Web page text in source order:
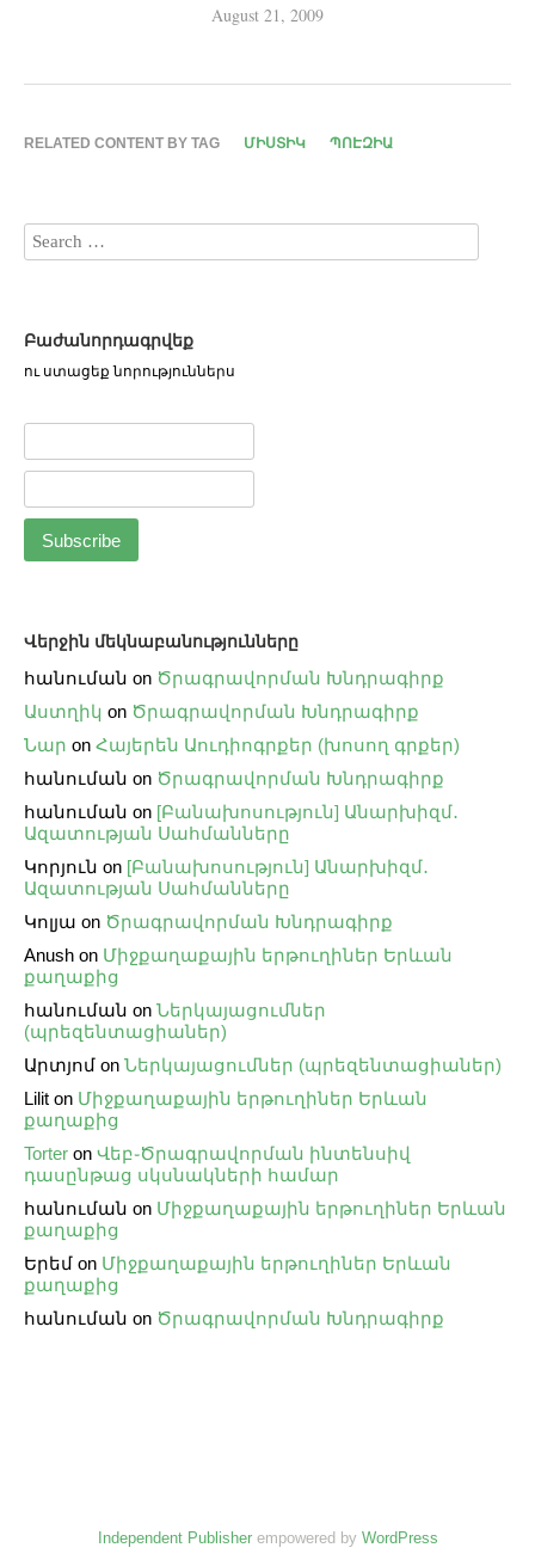
August 21, 2009
RELATED CONTENT BY TAG ՄԻՍՏԻԿ ՊՈԷԶԻԱ
Բաժանորդագրվեք
ու ստացեք նորություններս
Վերջին մեկնաբանությունները
հանուման on Ծրագրավորման Խնդրագիրք
Աստղիկ on Ծրագրավորման Խնդրագիրք
Նար on Հայերեն Աուդիոգրքեր (խոսող գրքեր)
հանուման on Ծրագրավորման Խնդրագիրք
հանուման on [Բանախոսություն] Անարխիզմ․
Ազատության Սահմանները
Կորյուն on [Բանախոսություն] Անարխիզմ․
Ազատության Սահմանները
Կոլյա on Ծրագրավորման Խնդրագիրք
Anush on Միջքաղաքային երթուղիներ Երևան
քաղաքից
հանուման on Ներկայացումներ
(պրեզենտացիաներ)
Արտյոմ on Ներկայացումներ (պրեզենտացիաներ)
Lilit on Միջքաղաքային երթուղիներ Երևան
քաղաքից
Torter on Վեբ֊Ծրագրավորման ինտենսիվ
դասընթաց սկսնակների համար
հանուման on Միջքաղաքային երթուղիներ Երևան
քաղաքից
Երեմ on Միջքաղաքային երթուղիներ Երևան
քաղաքից
հանուման on Ծրագրավորման Խնդրագիրք
Independent Publisherempowered by WordPress